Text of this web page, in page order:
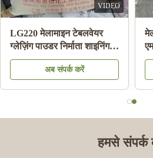
प्लेट
बनाने के
LG220 मेलामाइन टेबलवेयर
ग्लेज़िंग पाउडर निर्माता शाइनिंग
मेलामाइन प्लेट एचएस कोड
39092000 . के लिए
हमसे संपर्क